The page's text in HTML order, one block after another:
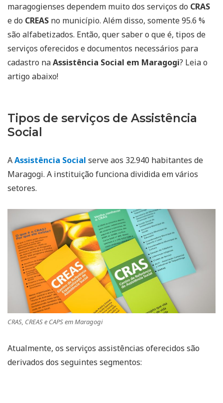
maragogienses dependem muito dos serviços do CRAS
e do CREAS no município. Além disso, somente 95.6 %
são alfabetizados. Então, quer saber o que é, tipos de
serviços oferecidos e documentos necessários para
cadastro naAssistência Social em Maragogi? Leia o
artigo abaixo!
Tipos de serviços de Assistência
Social
AAssistência Social serve aos 32.940 habitantes de
Maragogi. A instituição funciona dividida em vários
setores.
CRAS, CREAS e CAPS em Maragogi
Atualmente, os serviços assistências oferecidos são
derivados dos seguintes segmentos: